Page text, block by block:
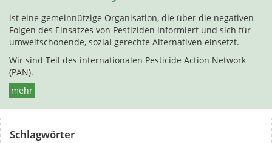
ist eine gemeinnützige Organisation, die über die negativen
Folgen des Einsatzes von Pestiziden informiert und sich für
umweltschonende, sozial gerechte Alternativen einsetzt.
Wir sind Teil des internationalen Pesticide Action Network
(PAN).
mehr
Schlagwörter